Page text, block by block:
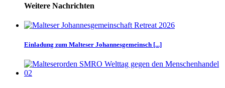
Weitere Nachrichten
Einladung zum Malteser Johannesgemeinsch [...]